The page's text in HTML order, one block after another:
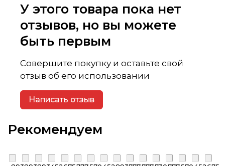
У этого товара пока нет
отзывов, но вы можете
быть первым
Совершите покупку и оставьте свой
отзыв об его использовании
Написать отзыв
Рекомендуем